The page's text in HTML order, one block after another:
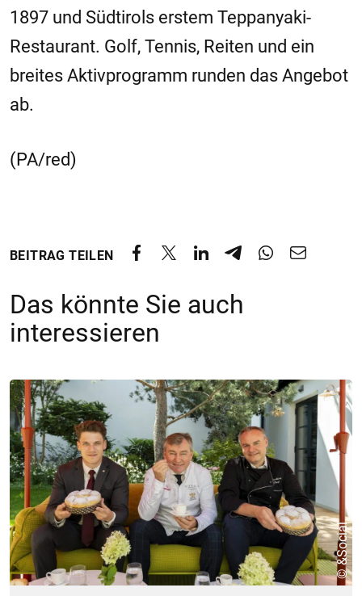
1897 und Südtirols erstem Teppanyaki-
Restaurant. Golf, Tennis, Reiten und ein
breites Aktivprogramm runden das Angebot
ab.
(PA/red)
BEITRAG TEILEN
Das könnte Sie auch
interessieren
© &Social